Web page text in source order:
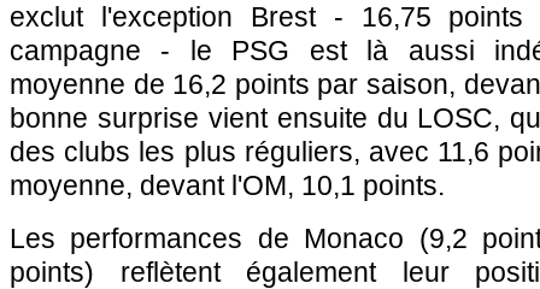
exclut l'exception Brest - 16,75
campagne - le PSG est là aussi
moyenne de 16,2 points par saison,
bonne surprise vient ensuite du LOSC,
des clubs les plus réguliers, avec 11,6
moyenne, devant l'OM, 10,1 points.
Les performances de Monaco (9,2
points) reflètent également leur